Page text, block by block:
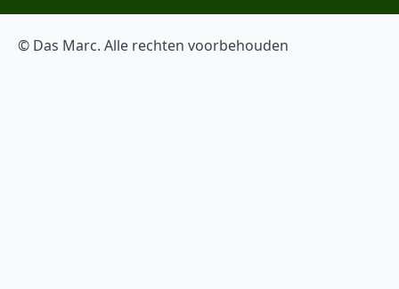
© Das Marc. Alle rechten voorbehouden